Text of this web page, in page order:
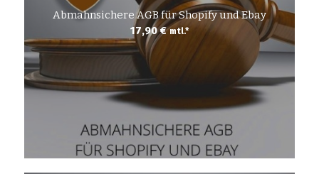
Abmahnsichere AGB für Shopify und Ebay
17,90€ mtl.*